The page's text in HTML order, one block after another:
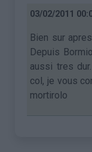
03/02/2011
Bien sur
Depuis
aussi tres
col, je vous
mortirolo